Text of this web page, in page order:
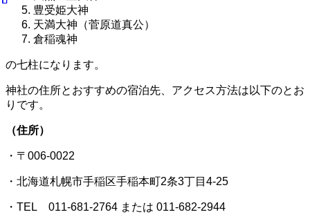
豊受姫大神
天満大神（菅原道真公）
倉稲魂神
の七柱になります。
神社の住所とおすすめの宿泊先、アクセス方法は以下のとお
りです。
（住所）
・〒006-0022
・北海道札幌市手稲区手稲本町2条3丁目4-25
・TEL 011-681-2764 または 011-682-2944